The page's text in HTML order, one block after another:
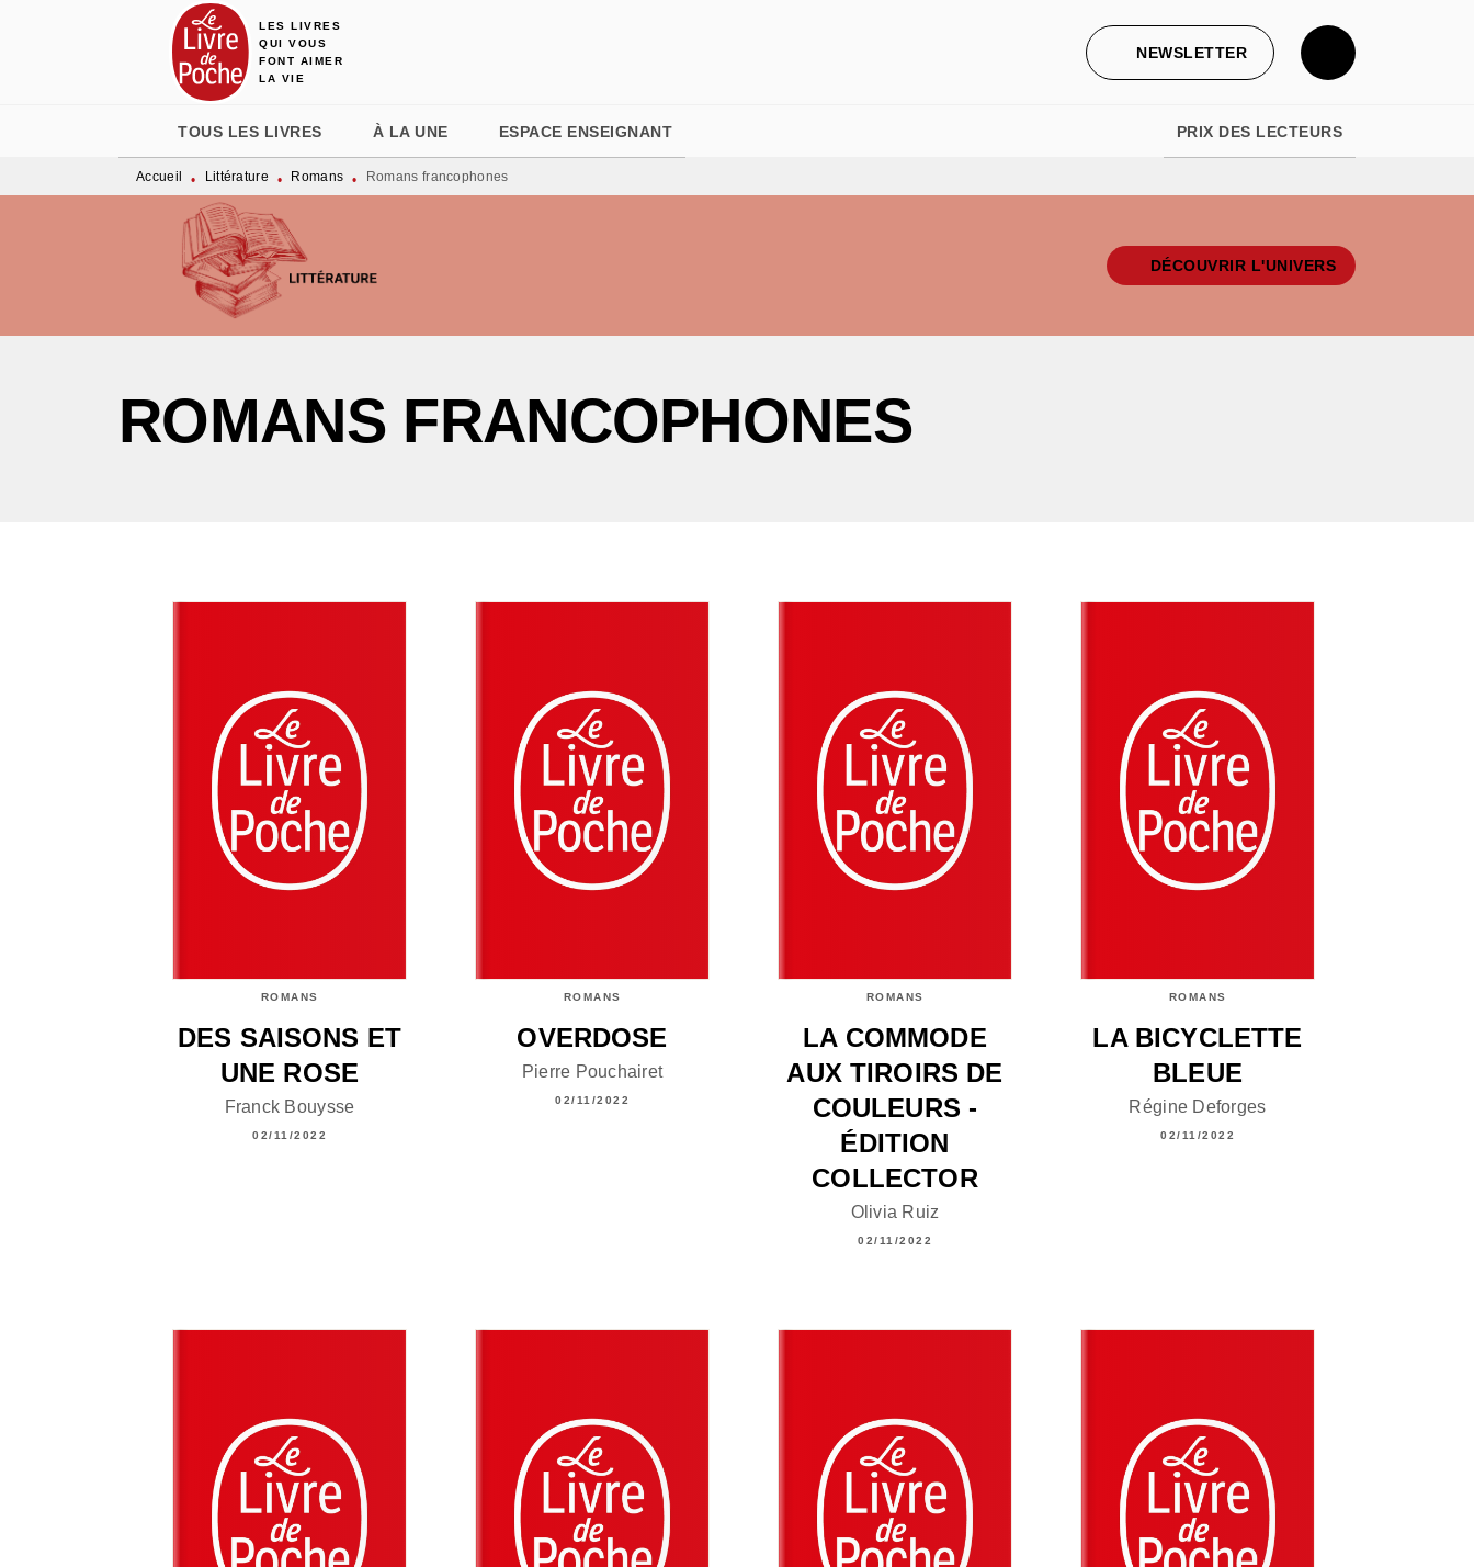
MENU RECHERCHE
LES LIVRES
QUI VOUS
FONT AIMER
LA VIE
NEWSLETTER
TOUS LES LIVRES À LA UNE ESPACE ENSEIGNANT PRIX DES LECTEURS
Accueil • Littérature • Romans • Romans francophones
DÉCOUVRIR L'UNIVERS
ROMANS FRANCOPHONES
ROMANS
DES SAISONS ET
UNE ROSE
Franck Bouysse
02/11/2022
ROMANS
OVERDOSE
Pierre Pouchairet
02/11/2022
ROMANS
LA COMMODE
AUX TIROIRS DE
COULEURS -
ÉDITION
COLLECTOR
Olivia Ruiz
02/11/2022
ROMANS
LA BICYCLETTE
BLEUE
Régine Deforges
02/11/2022